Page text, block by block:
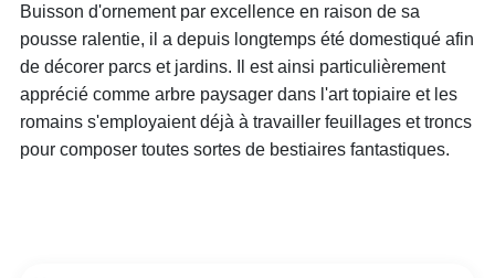
Buisson d'ornement par excellence en raison de sa
pousse ralentie, il a depuis longtemps été domestiqué afin
de décorer parcs et jardins. Il est ainsi particulièrement
apprécié comme arbre paysager dans l'art topiaire et les
romains s'employaient déjà à travailler feuillages et troncs
pour composer toutes sortes de bestiaires fantastiques.